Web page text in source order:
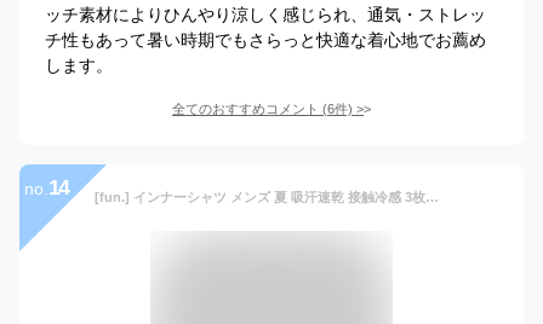
ッチ素材によりひんやり涼しく感じられ、通気・ストレッ
チ性もあって暑い時期でもさらっと快適な着心地でお薦め
します。
全てのおすすめコメント (6件) >
no. 14 [fun.] インナーシャツ メンズ 夏 吸汗速乾 接触冷感 3枚組 Vネック 帝人 AIRCTIVE ベージュ L